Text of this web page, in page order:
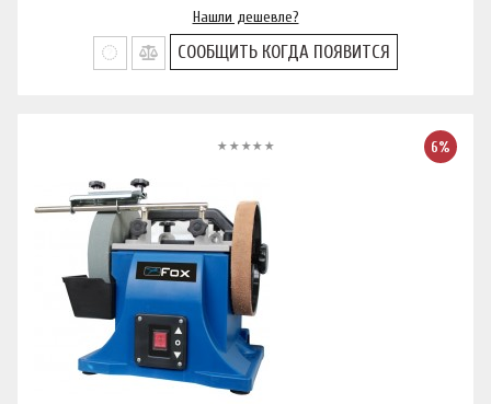
Нашли дешевле?
СООБЩИТЬ КОГДА ПОЯВИТСЯ
6%